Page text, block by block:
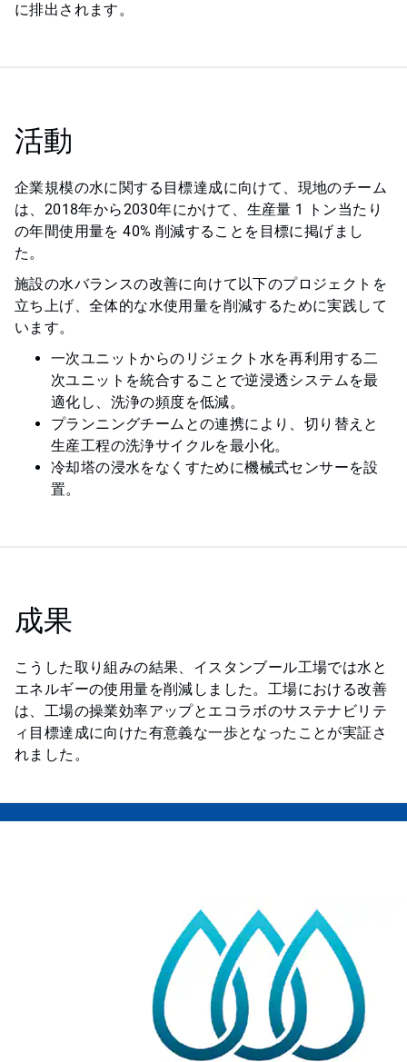
に排出されます。
活動
企業規模の水に関する目標達成に向けて、現地のチーム
は、2018年から2030年にかけて、生産量 1 トン当たり
の年間使用量を 40% 削減することを目標に掲げまし
た。
施設の水バランスの改善に向けて以下のプロジェクトを
立ち上げ、全体的な水使用量を削減するために実践して
います。
一次ユニットからのリジェクト水を再利用する二
次ユニットを統合することで逆浸透システムを最
適化し、洗浄の頻度を低減。
プランニングチームとの連携により、切り替えと
生産工程の洗浄サイクルを最小化。
冷却塔の浸水をなくすために機械式センサーを設
置。
成果
こうした取り組みの結果、イスタンブール工場では水と
エネルギーの使用量を削減しました。工場における改善
は、工場の操業効率アップとエコラボのサステナビリテ
ィ目標達成に向けた有意義な一歩となったことが実証さ
れました。